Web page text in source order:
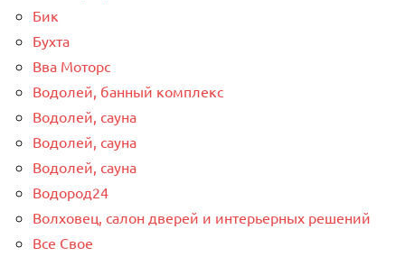
Бик
Бухта
Вва Моторс
Водолей, банный комплекс
Водолей, сауна
Водолей, сауна
Водолей, сауна
Водород24
Волховец, салон дверей и интерьерных решений
Все Свое